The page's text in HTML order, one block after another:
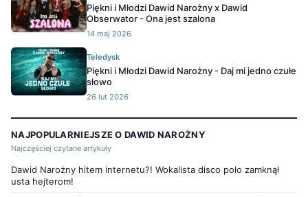
Piękni i Młodzi Dawid Narożny x Dawid
Obserwator - Ona jest szalona
14 maj 2026
Teledysk
Piękni i Młodzi Dawid Narożny - Daj mi jedno czułe
słowo
26 lut 2026
NAJPOPULARNIEJSZE O DAWID NAROŻNY
Najczęściej czytane artykuły
Dawid Narożny hitem internetu?! Wokalista disco polo zamknął
usta hejterom!